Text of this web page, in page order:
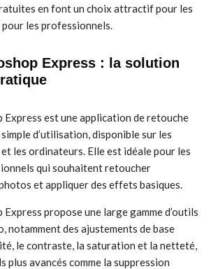
en font un choix attractif pour les
les professionnels.
Express : la solution
Express est une application de retouche
d’utilisation, disponible sur les
les ordinateurs. Elle est idéale pour les
qui souhaitent retoucher
et appliquer des effets basiques.
propose une large gamme d’outils
notamment des ajustements de base
le contraste, la saturation et la netteté,
plus avancés comme la suppression